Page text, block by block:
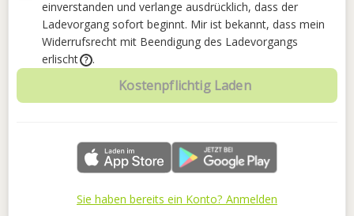
einverstanden und verlange ausdrücklich, dass der
Ladevorgang sofort beginnt. Mir ist bekannt, dass mein
Widerrufsrecht mit Beendigung des Ladevorgangs
erlischt
? .
Kostenpflichtig Laden
Sie haben bereits ein Konto? Anmelden